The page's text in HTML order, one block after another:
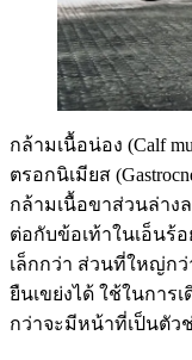
กล้ามเนื้อน่อง (Calf
ตรอกนิเมียส
กล้ามเนื้อขาส่วนล่าง
ต่อกับข้อเท้าในเอ็นร้
เล็กกว่า ส่วนที่ใหญ่กว่
ยืนเขย่งได้ ใช้ในการ
กว่าจะมีหน้าที่เป็นตัว